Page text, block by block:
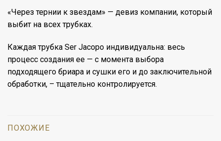
«Через тернии к звездам» — девиз компании, который
выбит на всех трубках.
Каждая трубка Ser Jacopo индивидуальна: весь
процесс создания ее — с момента выбора
подходящего бриара и сушки его и до заключительной
обработки, – тщательно контролируется.
ПОХОЖИЕ